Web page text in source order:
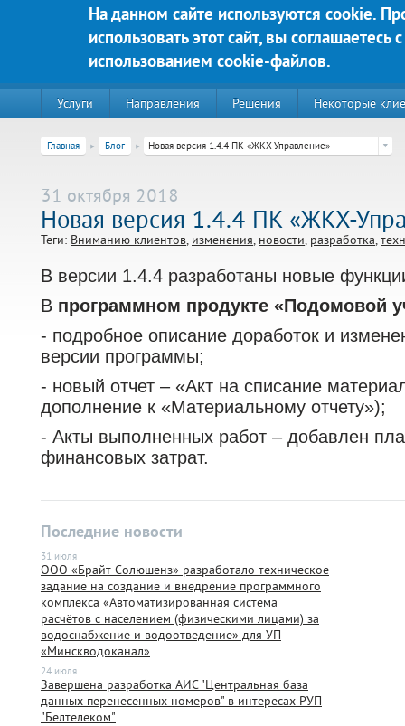
На данном сайте используются cookie.
использовать этот сайт, вы соглашаетесь с
использованием cookie-файлов.
Перейти к основному содержанию
220020, г. Минск, пр-т Победителей д. 89, корп. 3, этаж 5,
Контакты:
Техническая поддержка:
тел.:+375 (44) 555-90-25
support@bs-solutions.by
Приемная
+375 (44) 555-10-92
contact@bs-solutions.by
+375 (44) 555-39-05
Яркие решения для Вашего
Услуги Направления Решения Некоторые
Главная Блог Новая версия 1.4.4 ПК «ЖКХ-Управление»
31 октября 2018
Новая версия 1.4.4 ПК «ЖКХ-
Теги: Вниманию клиентов изменения новости разработка
В версии 1.4.4 разработаны новые
В программном продукте «Подомовой
- подробное описание доработок и
версии программы;
- новый отчет – «Акт на списание
дополнение к «Материальному отчету»);
- Акты выполненных работ – добавлен
финансовых затрат.
Последние новости
31 июля
ООО «Брайт Солюшенз» разработало техническое
задание на создание и внедрение программного
комплекса «Автоматизированная система
расчётов с населением (физическими лицами) за
водоснабжение и водоотведение» для УП
«Минскводоканал»
24 июля
Завершена разработка АИС "Центральная база
данных перенесенных номеров" в интересах РУП
"Белтелеком"